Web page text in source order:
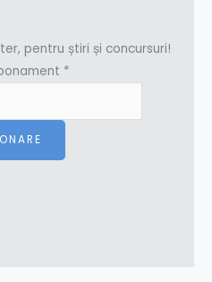
pentru știri și concursuri!
*